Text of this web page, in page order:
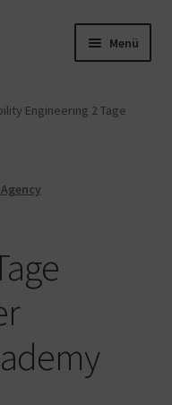
Menü
Engineering 2 Tage